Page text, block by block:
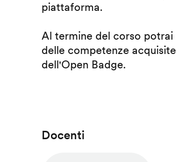
piattaforma.
Al termine del corso
delle competenze
dell'Open Badge.
Docenti